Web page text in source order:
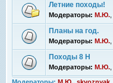
Летние походы!
Модераторы: М.Ю.
Планы на год.
Модераторы: М.Ю.
Походы 8 Н
Модераторы: М.Ю.